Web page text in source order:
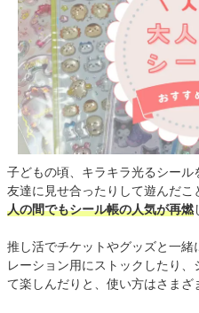
子どもの頃、キラキラ光るシー
友達に見せ合ったりして遊んだこ
人の間でもシール帳の人気が再燃
推し活でチケットやグッズと一
レーション用にストックしたり
て楽しんだりと、使い方はさまざ